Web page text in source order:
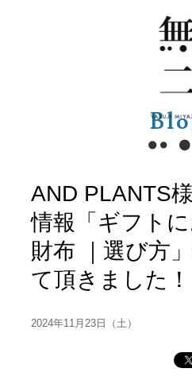
AND PLANTS
情報「ギフト
財布 ｜選び方
て頂きました！
2024年11月23日（土）